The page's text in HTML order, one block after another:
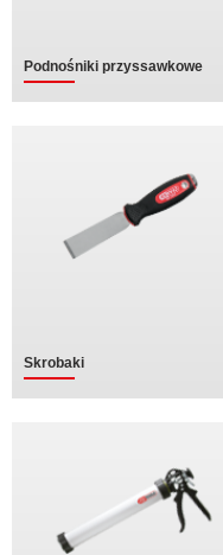
Podnośniki przyssawkowe
Skrobaki